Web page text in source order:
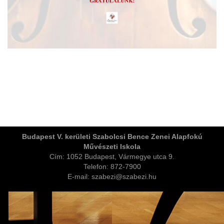
Budapest V. kerületi Szabolcsi Bence Zenei Alapfokú
Művészeti Iskola
Cím: 1052 Budapest, Vármegye utca 9.
Telefon: 872-7900
E-mail: szabezi@szabezi.hu